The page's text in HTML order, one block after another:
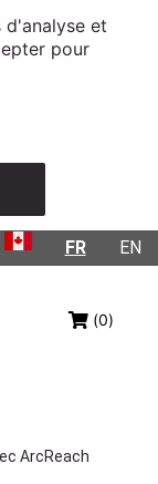
d'analyse et
pour
EN
FR
(0)
ArcReach